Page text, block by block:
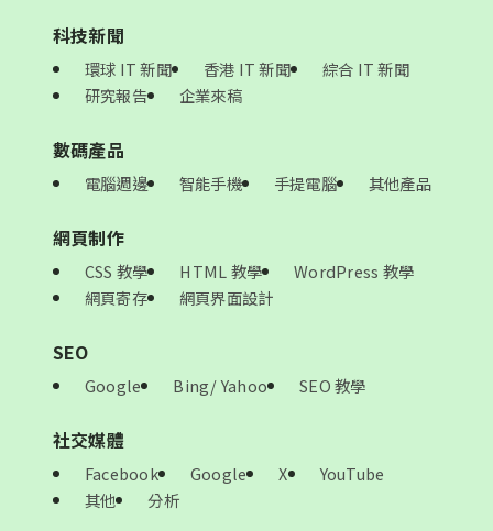
科技新聞
環球 IT 新聞 香港 IT 新聞
綜合 IT 新聞
研究報告
企業來稿
數碼產品
電腦週邊 智能手機 手提電腦 其他產品
網頁制作
CSS 教學 HTML 教學
WordPress 教學
網頁寄存
網頁界面設計
SEO
Google Bing/ Yahoo SEO 教學
社交媒體
Facebook Google X
YouTube
其他
分析